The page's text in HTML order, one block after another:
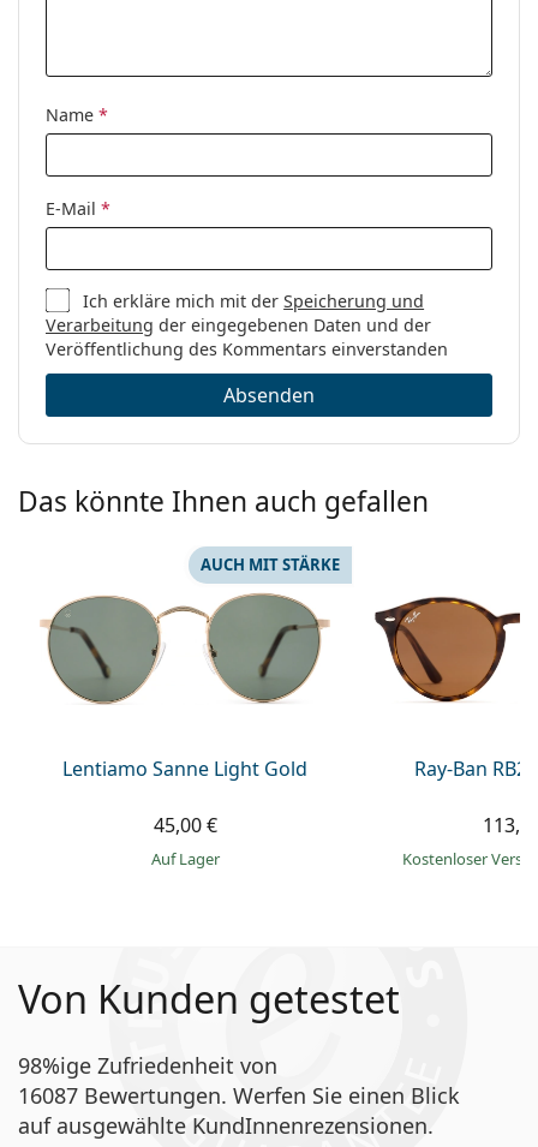
Name *
E-Mail *
Ich erkläre mich mit derSpeicherung und
Verarbeitung der eingegebenen Daten und der
Veröffentlichung des Kommentars einverstanden
Absenden
Das könnte Ihnen auch gefallen
Lentiamo Sanne Light Gold
AUCH MIT STÄRKE
45,00 €
auf Lager
Ray-Ban
Kostenloser
Von Kunden getestet
98%ige Zufriedenheit von
16087 Bewertungen. Werfen Sie einen Blick
auf ausgewählte KundInnenrezensionen.